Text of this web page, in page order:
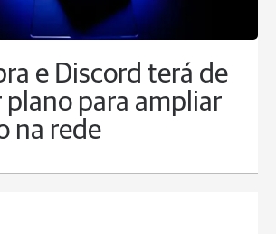
e Discord terá de
plano para ampliar
na rede